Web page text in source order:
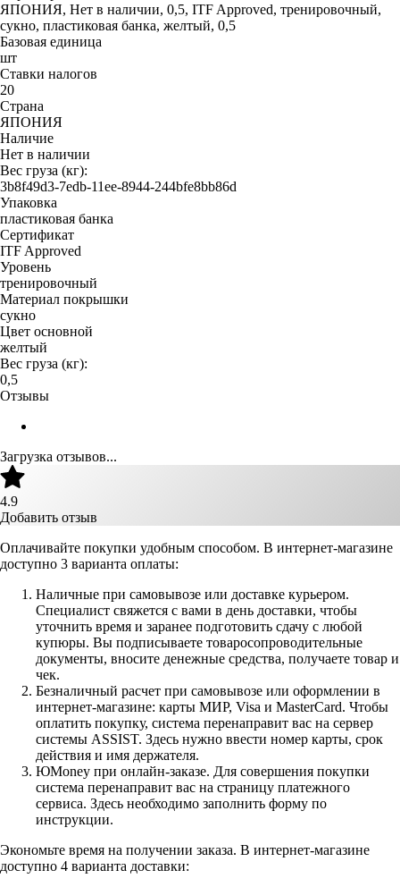
ЯПОНИЯ, Нет в наличии, 0,5, ITF Approved, тренировочный,
сукно, пластиковая банка, желтый, 0,5
Базовая единица
шт
Ставки налогов
20
Страна
ЯПОНИЯ
Наличие
Нет в наличии
Вес груза (кг):
3b8f49d3-7edb-11ee-8944-244bfe8bb86d
Упаковка
пластиковая банка
Сертификат
ITF Approved
Уровень
тренировочный
Материал покрышки
сукно
Цвет основной
желтый
Вес груза (кг):
0,5
Отзывы
Загрузка отзывов...
4.9
Добавить отзыв
Оплачивайте покупки удобным способом. В интернет-магазине
доступно 3 варианта оплаты:
Наличные при самовывозе или доставке курьером.
Специалист свяжется с вами в день доставки, чтобы
уточнить время и заранее подготовить сдачу с любой
купюры. Вы подписываете товаросопроводительные
документы, вносите денежные средства, получаете товар и
чек.
Безналичный расчет при самовывозе или оформлении в
интернет-магазине: карты МИР, Visa и MasterCard. Чтобы
оплатить покупку, система перенаправит вас на сервер
системы ASSIST. Здесь нужно ввести номер карты, срок
действия и имя держателя.
ЮMoney при онлайн-заказе. Для совершения покупки
система перенаправит вас на страницу платежного
сервиса. Здесь необходимо заполнить форму по
инструкции.
Экономьте время на получении заказа. В интернет-магазине
доступно 4 варианта доставки: